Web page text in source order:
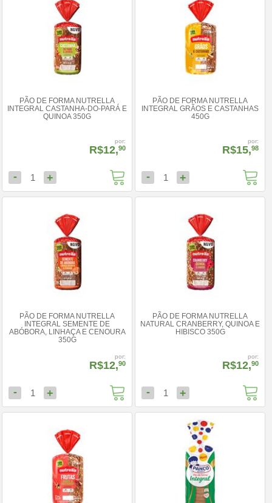
PÃO DE FORMA NUTRELLA
INTEGRAL CASTANHA-DO-PARÁ E
QUINOA 350G
por:
R$12,90
- 1 +
PÃO DE FORMA NUTRELLA
INTEGRAL GRÃOS E CASTANHAS
450G
por:
R$15,98
- 1 +
PÃO DE FORMA NUTRELLA
INTEGRAL SEMENTE DE
ABÓBORA, LINHAÇA E CENOURA
350G
por:
R$12,90
- 1 +
PÃO DE FORMA NUTRELLA
NATURAL CRANBERRY, QUINOA E
HIBISCO 350G
por:
R$12,90
- 1 +